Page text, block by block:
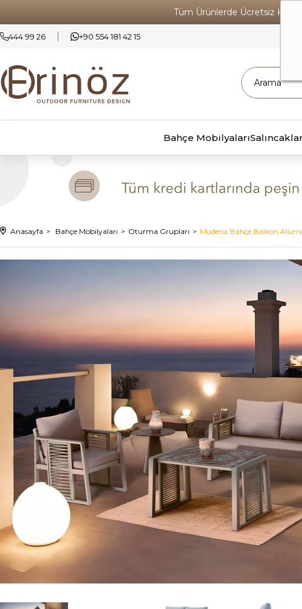
Tüm Ürünlerde Ücretsiz
444 99 26 +90 554 181 42 15
Bahçe MobilyalarıSalıncaklar
Anasayfa Bahçe Mobilyaları Oturma Grupları Modena Bahçe Balkon